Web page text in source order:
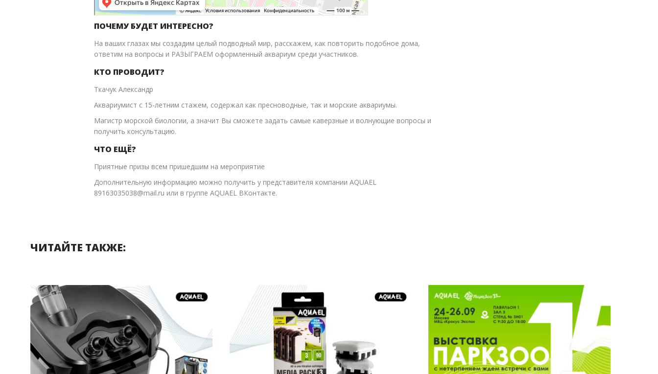
ПОЧЕМУ БУДЕТ ИНТЕРЕСНО?
На ваших глазах мы создадим целый подводный мир, расскажем, как повторить подобное дома,
ответим на вопросы и РАЗЫГРАЕМ оформленный аквариум среди участников.
КТО ПРОВОДИТ?
Ткачук Александр
Аквариумист с 15-летним стажем, содержал как пресноводные, так и морские аквариумы.
Магистр морской биологии, а значит Вы сможете задать самые каверзные и волнующие вопросы и
получить консультацию.
ЧТО ЕЩЁ?
Приятные призы всем пришедшим на мероприятие
Дополнительную информацию можно получить у представителя компании AQUAEL
89163035038@mail.ru или в группе AQUAEL ВКонтакте.
ЧИТАЙТЕ ТАКЖЕ: